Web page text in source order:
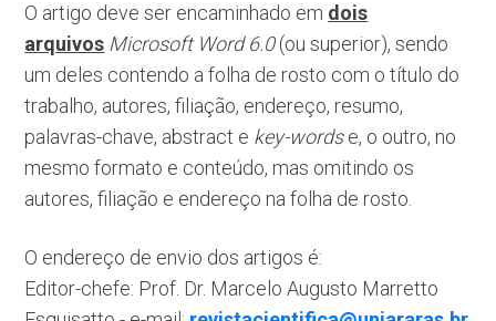
O artigo deve ser encaminhado em dois
arquivos Microsoft Word 6.0(ou superior), sendo
um deles contendo a folha de rosto com o título do
trabalho, autores, filiação, endereço, resumo,
palavras-chave, abstract e key-wordse, o outro, no
mesmo formato e conteúdo, mas omitindo os
autores, filiação e endereço na folha de rosto.
O endereço de envio dos artigos é:
Editor-chefe: Prof. Dr. Marcelo Augusto Marretto